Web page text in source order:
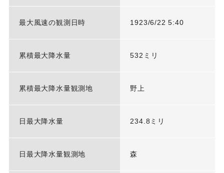
最大風速の観測日時 1923/6/22 5:40
累積最大降水量 532ミリ
累積最大降水量観測地 野上
日最大降水量 234.8ミリ
日最大降水量観測地 森